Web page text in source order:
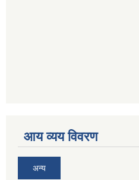
आय व्यय विवरण
अन्य